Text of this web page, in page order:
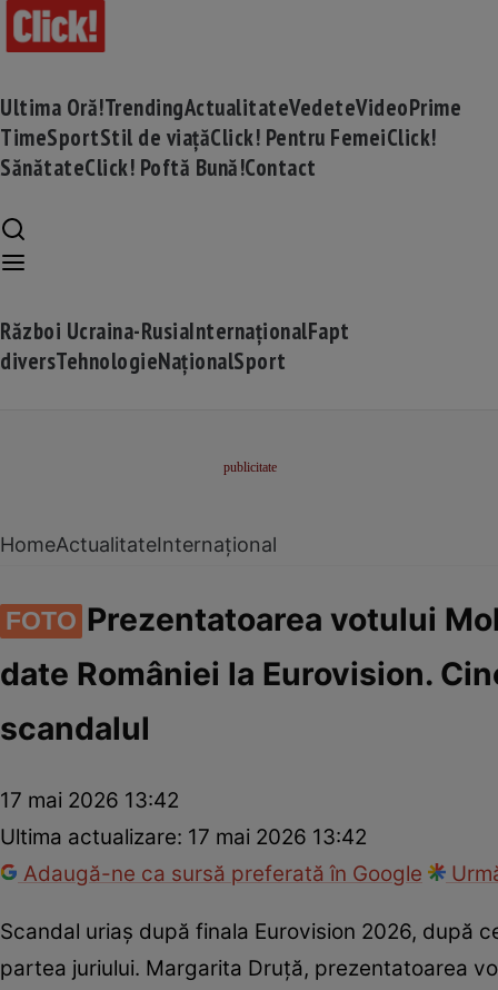
Ultima Oră!TrendingActualitateVedeteVideoPrime
TimeSportStil de viațăClick! Pentru FemeiClick!
SănătateClick! Poftă Bună!Contact
Război Ucraina-RusiaInternaționalFapt
diversTehnologieNaționalSport
HomeActualitateInternațional
FOTO Prezentatoarea votului
date României la Eurovision.
scandalul
17 mai 2026 13:42
Ultima actualizare: 17 mai 2026 13:42
Adaugă-ne ca sursă preferată în Google
Scandal uriaș după finala Eurovision 2026, după
partea juriului. Margarita Druță, prezentatoarea